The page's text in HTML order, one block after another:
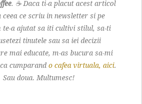
. ☕ Daca ti-a placut acest articol
ceea ce scriu in newsletter si pe
te-a ajutat sa iti cultivi stilul, sa-ti
tinutele sau sa iei decizii
mai educate, m-as bucura sa-mi
cumparand o cafea virtuala, aici.
Sau doua. Multumesc!